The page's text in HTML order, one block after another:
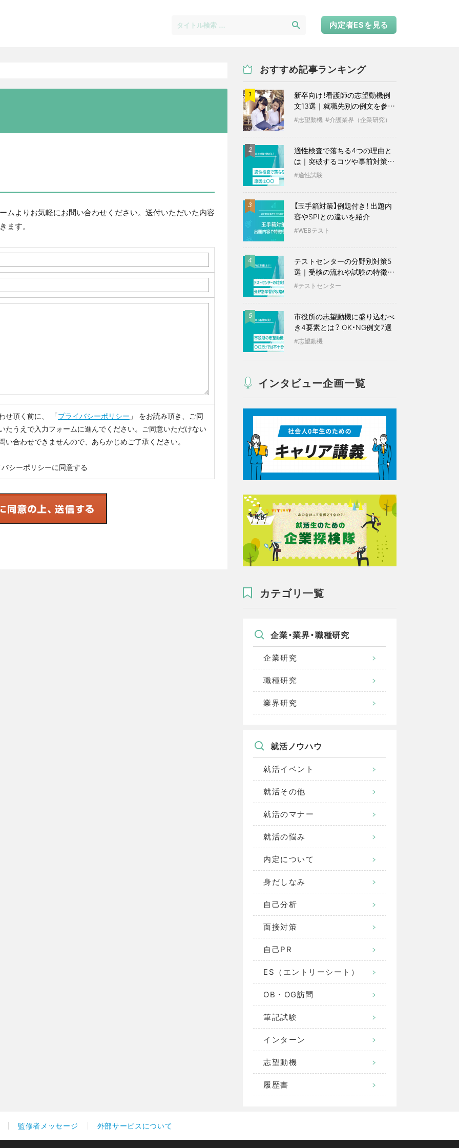
内定者ESを見る
ムよりお気軽にお問い合わせください。送付いただいた内容
ます。
せ頂く前に、 「プライバシーポリシー 」 をお読み頂き、ご同
たうえで入力フォームに進んでください。ご同意いただけない
い合わせできませんので、あらかじめご了承ください。
シーポリシーに同意する
おすすめ記事ランキング
1
新卒向け！看護師の志望動機例
文13選｜就職先別の例文を参考
に志望動機 介護業界（企業研究）
2
適性検査で落ちる4つの理由と
は｜突破するコツや事前対策も
紹介
適性試験
3
【玉手箱対策】例題付き！ 出題内
容やSPIとの違いを紹介
WEBテスト
4
テストセンターの分野別対策5
選｜受検の流れや試験の特徴も
紹介
テストセンター
5
市役所の志望動機に盛り込むべ
き4要素とは？ OK・NG例文7選
志望動機
インタビュー企画一覧
カテゴリ一覧
企業・業界・職種研究
企業研究
職種研究
業界研究
就活ノウハウ
就活イベント
就活その他
就活のマナー
就活の悩み
内定について
身だしなみ
自己分析
面接対策
自己PR
ES（エントリーシート）
OB・OG訪問
筆記試験
インターン
志望動機
履歴書
監修者メッセージ 外部サービスについて